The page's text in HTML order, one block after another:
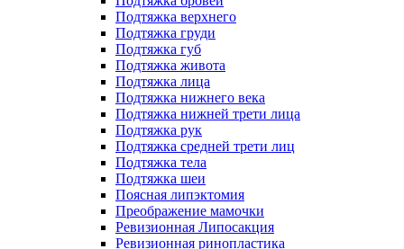
Подтяжка верхнего
Подтяжка груди
Подтяжка губ
Подтяжка живота
Подтяжка лица
Подтяжка нижнего века
Подтяжка нижней трети лица
Подтяжка рук
Подтяжка средней трети лиц
Подтяжка тела
Подтяжка шеи
Поясная липэктомия
Преображение мамочки
Ревизионная Липосакция
Ревизионная ринопластика